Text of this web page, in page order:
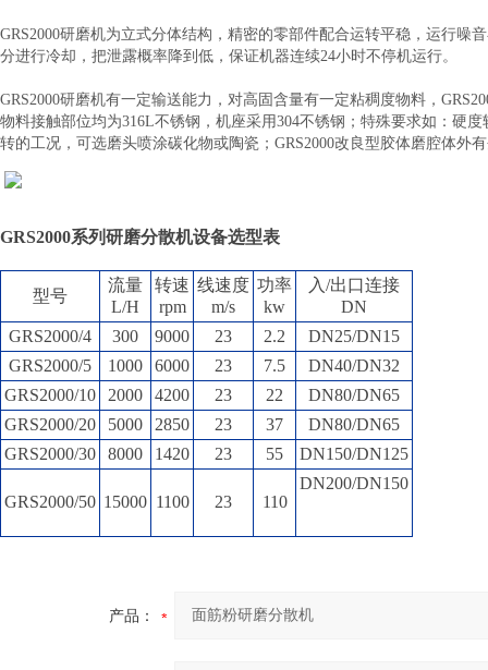
GRS2000研磨机为立式分体结构，精密的零部件配合运转平稳，运行噪
分进行冷却，把泄露概率降到低，保证机器连续24小时不停机运行。
GRS2000研磨机有一定输送能力，对高固含量有一定粘稠度物料，
物料接触部位均为316L不锈钢，机座采用304不锈钢；特殊要求如：硬
转的工况，可选磨头喷涂碳化物或陶瓷； GRS2000改良型胶体磨腔体外
GRS2000系列研磨分散机设备选型表
型号
流量
L/H
转速
rpm
线速度
m/s
功率
kw
入/出口连接
DN
GRS2000/4
300 9000 23 2.2
DN25/DN15
GRS2000/5
1000 6000 23 7.5
DN40/DN32
GRS2000/10
2000 4200 23 22
DN80/DN65
GRS2000/20
5000 2850 23 37
DN80/DN65
GRS2000/30
8000 1420 23 55 DN150/DN125
GRS2000/50 15000 1100 23 110
DN200/DN150
产品：